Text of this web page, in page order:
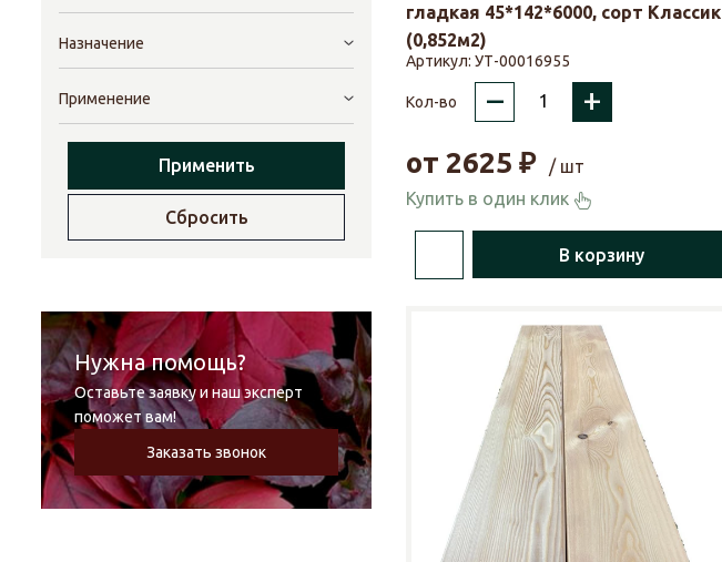
Назначение
Применение
Применить
Сбросить
Нужна помощь?
Оставьте заявку и наш эксперт
поможет вам!
Заказать звонок
гладкая 45*142*6000, сорт Классик
(0,852м2)
Артикул: УТ-00016955
Кол-во – +
от 2625 ₽
/ шт
Купить в один клик
В корзину